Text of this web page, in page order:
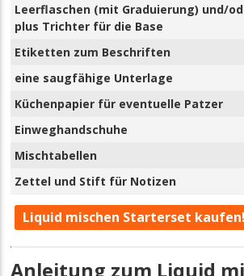
Leerflaschen (mit Graduierung) und/
plus Trichter für die Base
Etiketten zum Beschriften
eine saugfähige Unterlage
Küchenpapier für eventuelle Patzer
Einweghandschuhe
Mischtabellen
Zettel und Stift für Notizen
Liquid mischen Starterset kaufen!
Anleitung zum Liquid